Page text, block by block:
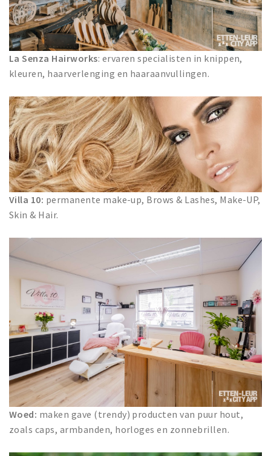
La Senza Hairworks: ervaren specialisten in knippen,
kleuren, haarverlenging en haaraanvullingen.
Villa 10: permanente make-up, Brows & Lashes, Make-UP,
Skin & Hair.
Woed: maken gave (trendy) producten van puur hout,
zoals caps, armbanden, horloges en zonnebrillen.